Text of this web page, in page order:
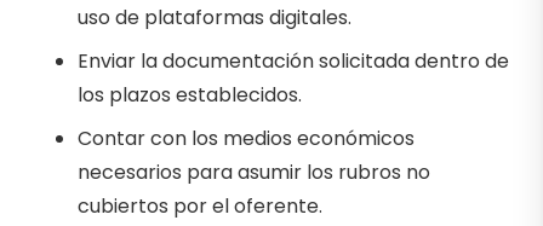
uso de plataformas digitales.
Enviar la documentación solicitada dentro de
los plazos establecidos.
Contar con los medios económicos
necesarios para asumir los rubros no
cubiertos por el oferente.